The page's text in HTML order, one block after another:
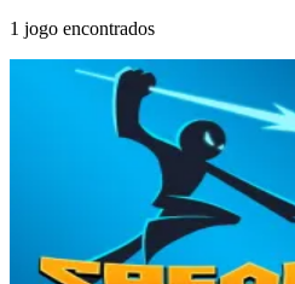
1 jogo encontrados